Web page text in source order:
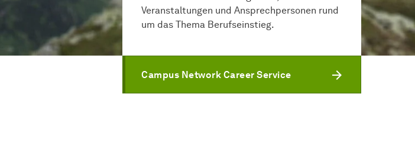
Veranstaltungen und Ansprechpersonen rund
um das Thema Berufseinstieg.
Campus Network Career Service